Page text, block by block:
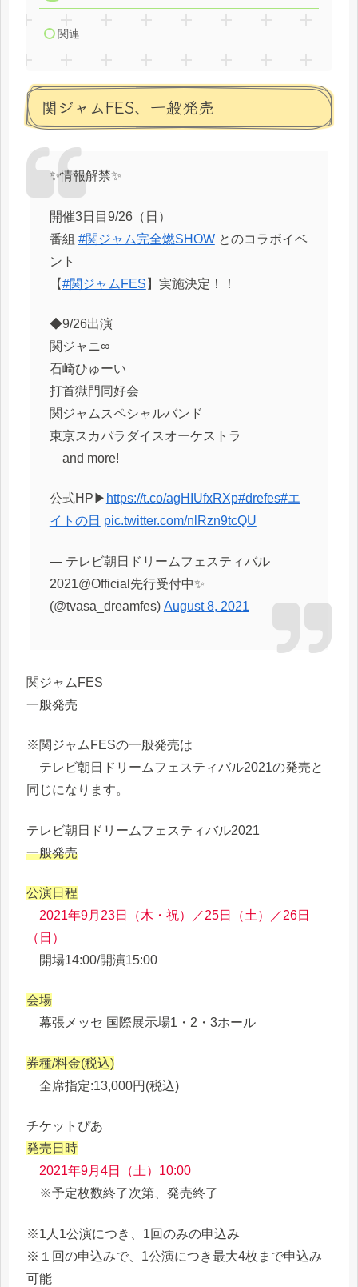
関連
関ジャムFES、一般発売
✨情報解禁✨
開催3日目9/26（日）
番組 #関ジャム完全燃SHOWとのコラボイベ
ント
【#関ジャムFES 】実施決定！！
◆9/26出演
関ジャニ∞
石崎ひゅーい
打首獄門同好会
関ジャムスペシャルバンド
東京スカパラダイスオーケストラ
and more!
公式HP▶ https://t.co/agHIUfxRXp#drefes#エ
イトの日 pic.twitter.com/nlRzn9tcQU
— テレビ朝日ドリームフェスティバル
2021@Official先行受付中✨
(@tvasa_dreamfes) August 8, 2021
関ジャムFES
一般発売
※関ジャムFESの一般発売は
テレビ朝日ドリームフェスティバル2021の発売と
同じになります。
テレビ朝日ドリームフェスティバル2021
一般発売
公演日程
2021年9月23日（木・祝）／25日（土）／26日
（日）
開場14:00/開演15:00
会場
幕張メッセ 国際展示場1・2・3ホール
券種/料金(税込)
全席指定:13,000円(税込)
チケットぴあ
発売日時
2021年9月4日（土）10:00
※予定枚数終了次第、発売終了
※1人1公演につき、1回のみの申込み
※１回の申込みで、1公演につき最大4枚まで申込み
可能